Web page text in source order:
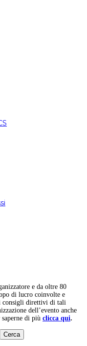
e da oltre 80
di lucro coinvolte e
consigli direttivi di tali
dell’evento anche
di più clicca qui.